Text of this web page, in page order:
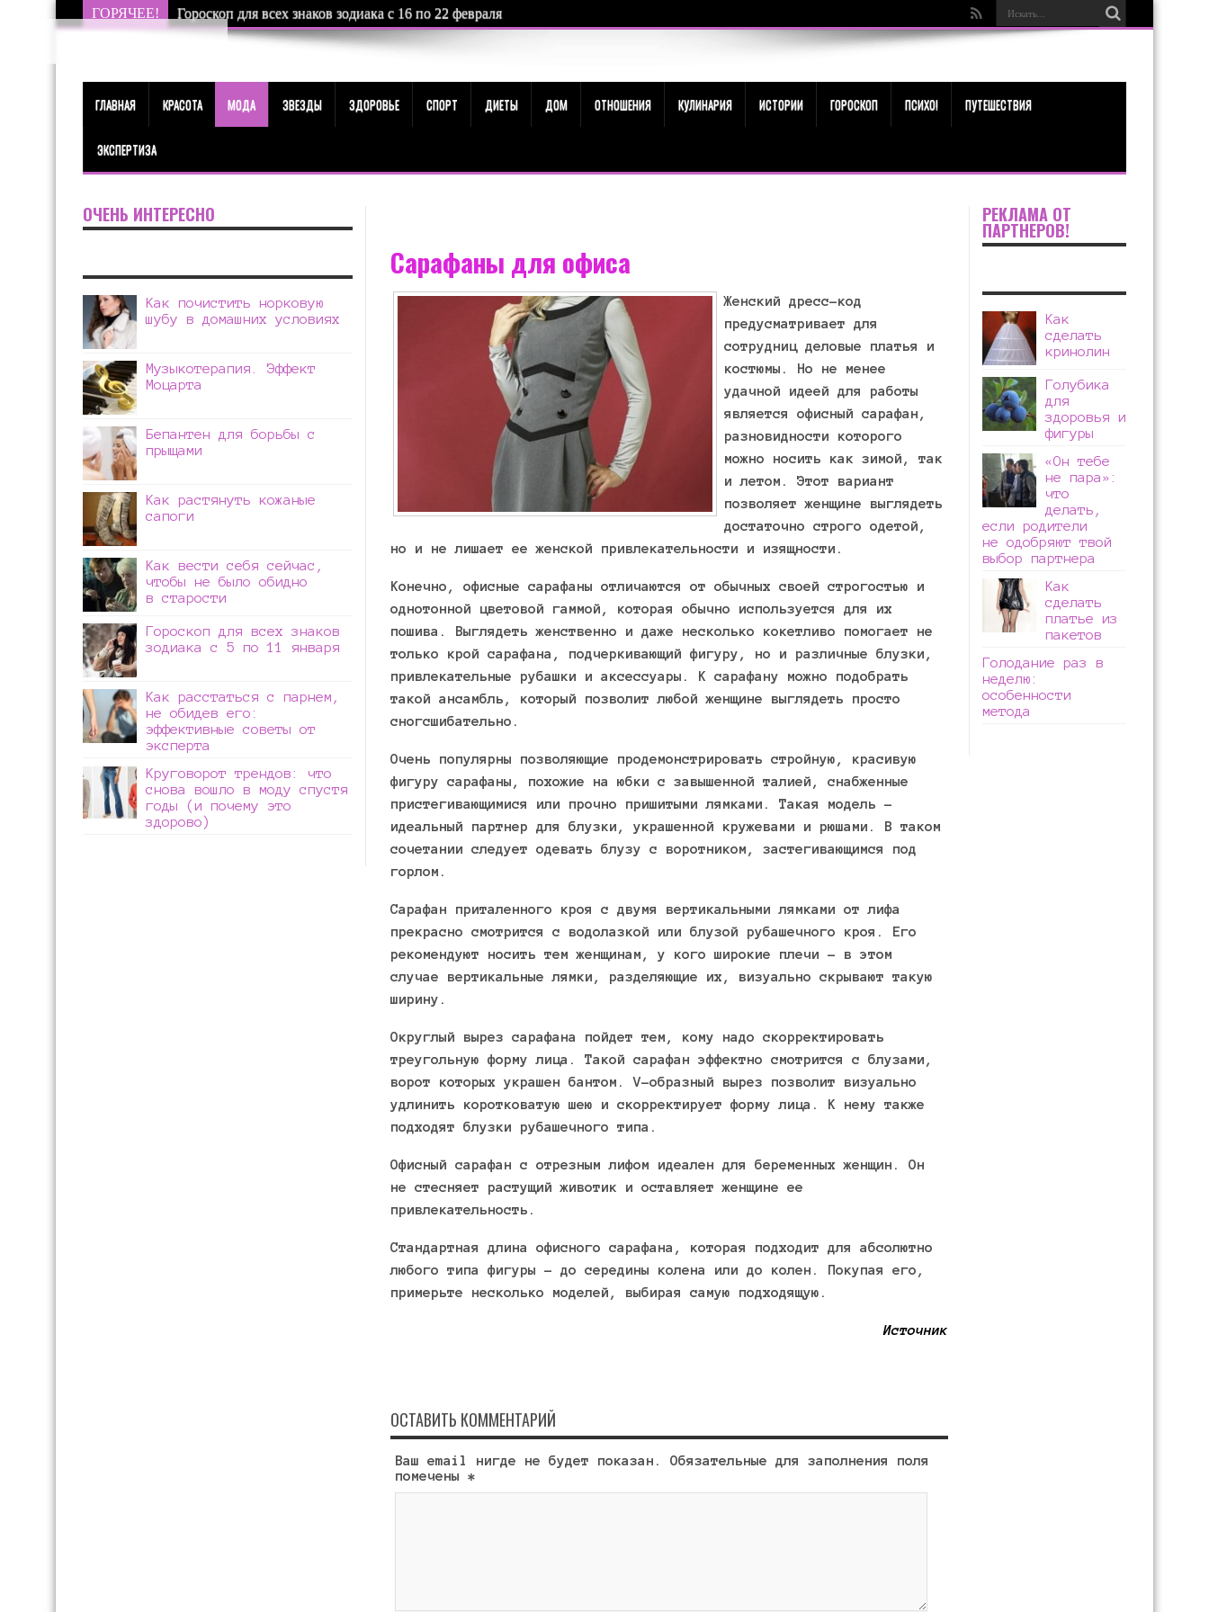
ГОРЯЧЕЕ! Гороскоп для всех знаков зодиака с 16 по 22 февраля
ГЛАВНАЯ КРАСОТА МОДА ЗВЕЗДЫ ЗДОРОВЬЕ СПОРТ ДИЕТЫ ДОМ ОТНОШЕНИЯ КУЛИНАРИЯ ИСТОРИИ ГОРОСКОП ПСИХО! ПУТЕШЕСТВИЯ
ЭКСПЕРТИЗА
Сарафаны для офиса
Женский дресс-код
предусматривает для
сотрудниц деловые платья и
костюмы. Но не менее
удачной идеей для работы
является офисный сарафан,
разновидности которого
можно носить как зимой, так
и летом. Этот вариант
позволяет женщине выглядеть
достаточно строго одетой,
но и не лишает ее женской привлекательности и изящности.
Конечно, офисные сарафаны отличаются от обычных своей строгостью и
однотонной цветовой гаммой, которая обычно используется для их
пошива. Выглядеть женственно и даже несколько кокетливо помогает не
только крой сарафана, подчеркивающий фигуру, но и различные блузки,
привлекательные рубашки и аксессуары. К сарафану можно подобрать
такой ансамбль, который позволит любой женщине выглядеть просто
сногсшибательно.
Очень популярны позволяющие продемонстрировать стройную, красивую
фигуру сарафаны, похожие на юбки с завышенной талией, снабженные
пристегивающимися или прочно пришитыми лямками. Такая модель –
идеальный партнер для блузки, украшенной кружевами и рюшами. В таком
сочетании следует одевать блузу с воротником, застегивающимся под
горлом.
Сарафан приталенного кроя с двумя вертикальными лямками от лифа
прекрасно смотрится с водолазкой или блузой рубашечного кроя. Его
рекомендуют носить тем женщинам, у кого широкие плечи – в этом
случае вертикальные лямки, разделяющие их, визуально скрывают такую
ширину.
Округлый вырез сарафана пойдет тем, кому надо скорректировать
треугольную форму лица. Такой сарафан эффектно смотрится с блузами,
ворот которых украшен бантом. V-образный вырез позволит визуально
удлинить коротковатую шею и скорректирует форму лица. К нему также
подходят блузки рубашечного типа.
Офисный сарафан с отрезным лифом идеален для беременных женщин. Он
не стесняет растущий животик и оставляет женщине ее
привлекательность.
Стандартная длина офисного сарафана, которая подходит для абсолютно
любого типа фигуры – до середины колена или до колен. Покупая его,
примерьте несколько моделей, выбирая самую подходящую.
Источник
ОСТАВИТЬ КОММЕНТАРИЙ
Ваш email нигде не будет показан. Обязательные для заполнения поля
помечены *
РЕКЛАМА ОТ
ПАРТНЕРОВ!
Как
сделать
кринолин
Голубика
для
здоровья и
фигуры
«Он тебе
не пара»:
что
делать,
если родители
не одобряют твой
выбор партнера
Как
сделать
платье из
пакетов
Голодание раз в
неделю:
особенности
метода
ОЧЕНЬ ИНТЕРЕСНО
Как почистить норковую
шубу в домашних условиях
Музыкотерапия. Эффект
Моцарта
Бепантен для борьбы с
прыщами
Как растянуть кожаные
сапоги
Как вести себя сейчас,
чтобы не было обидно
в старости
Гороскоп для всех знаков
зодиака с 5 по 11 января
Как расстаться с парнем,
не обидев его:
эффективные советы от
эксперта
Круговорот трендов: что
снова вошло в моду спустя
годы (и почему это
здорово)